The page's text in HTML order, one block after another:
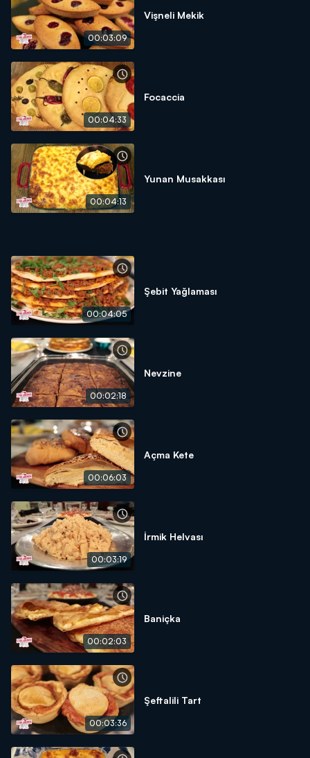
00:03:09
Vişneli Mekik
00:04:33
Focaccia
00:04:13
Yunan Musakkası
00:04:05
Şebit Yağlaması
00:02:18
Nevzine
00:06:03
Açma Kete
00:03:19
İrmik Helvası
00:02:03
Baniçka
00:03:36
Şeftalili Tart